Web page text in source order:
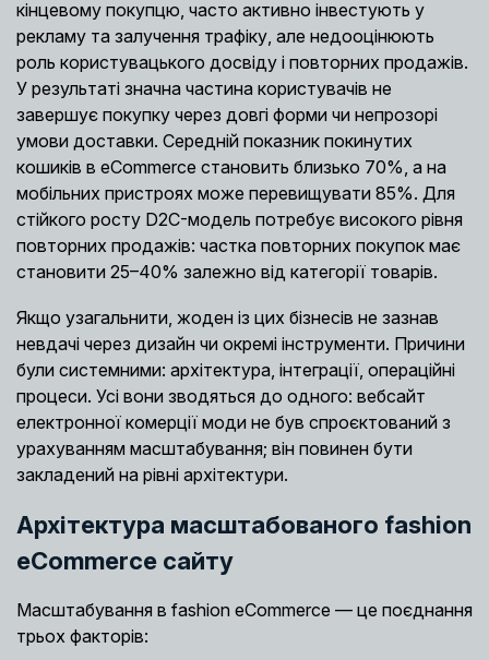
кінцевому покупцю, часто активно інвестують у
рекламу та залучення трафіку, але недооцінюють
роль користувацького досвіду і повторних продажів.
У результаті значна частина користувачів не
завершує покупку через довгі форми чи непрозорі
умови доставки. Середній показник покинутих
кошиків в eCommerce становить близько 70%, а на
мобільних пристроях може перевищувати 85%. Для
стійкого росту D2C-модель потребує високого рівня
повторних продажів: частка повторних покупок має
становити 25–40% залежно від категорії товарів.
Якщо узагальнити, жоден із цих бізнесів не зазнав
невдачі через дизайн чи окремі інструменти. Причини
були системними: архітектура, інтеграції, операційні
процеси. Усі вони зводяться до одного: вебсайт
електронної комерції моди не був спроєктований з
урахуванням масштабування; він повинен бути
закладений на рівні архітектури.
Архітектура масштабованого fashion
eCommerce сайту
Масштабування в fashion eCommerce — це поєднання
трьох факторів: